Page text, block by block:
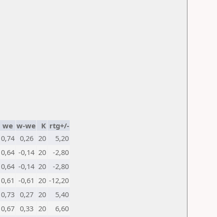
we w-we K rtg+/-
0,74 0,26 20
5,20
0,64 -0,14 20
-2,80
0,64 -0,14 20
-2,80
0,61 -0,61 20 -12,20
0,73 0,27 20
5,40
0,67 0,33 20 6,60